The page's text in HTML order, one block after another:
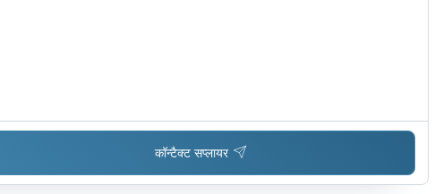
कॉन्टैक्ट सप्लायर